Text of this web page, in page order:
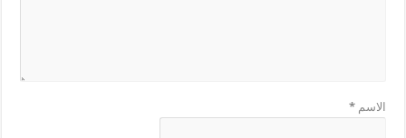
الاسم*